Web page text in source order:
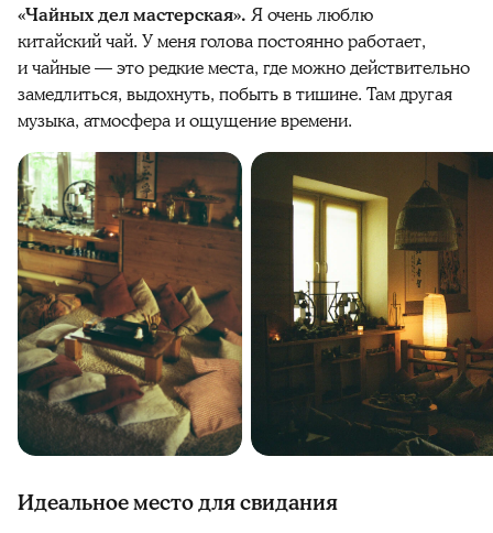
«Чайных дел мастерская». Я очень люблю
китайский чай. У меня голова постоянно работает,
и чайные — это редкие места, где можно действительно
замедлиться, выдохнуть, побыть в тишине. Там другая
музыка, атмосфера и ощущение времени.
Идеальное место для свидания